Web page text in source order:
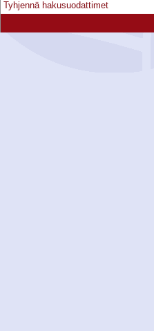
Tyhjennä hakusuodattimet